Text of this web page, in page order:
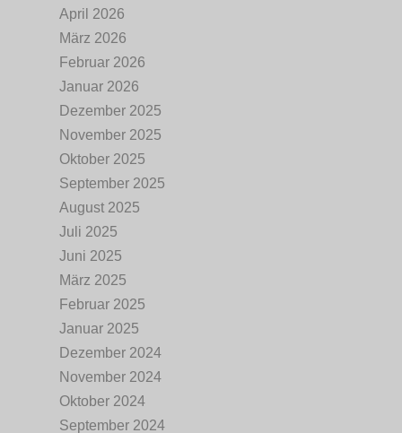
April 2026
März 2026
Februar 2026
Januar 2026
Dezember 2025
November 2025
Oktober 2025
September 2025
August 2025
Juli 2025
Juni 2025
März 2025
Februar 2025
Januar 2025
Dezember 2024
November 2024
Oktober 2024
September 2024